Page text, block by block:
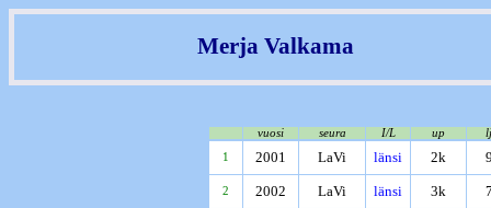
Merja Valkama
vuosi seura I/L up
lj
1
2001 LaVi länsi 2k
2 2002 LaVi länsi 3k